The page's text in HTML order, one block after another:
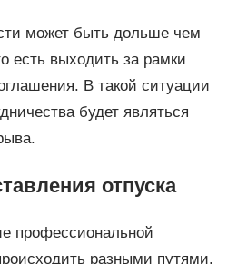
может быть дольше чем
есть выходить за рамки
В такой ситуации
будет являться
отпуска
профессиональной
разными путями.